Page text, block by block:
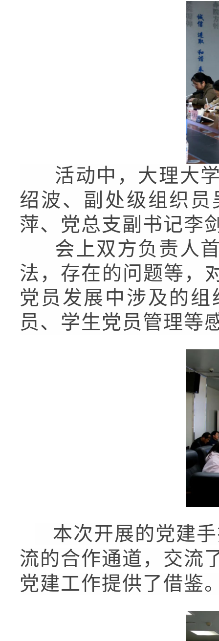
活动中，大理大
绍波、副处级组织
萍、党总支副书记李
会上双方负责人
法，存在的问题等，
党员发展中涉及的
员、学生党员管理等
本次开展的党建
流的合作通道，交流
党建工作提供了借鉴